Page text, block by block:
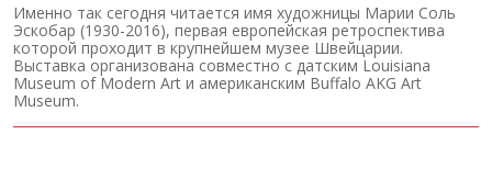
Именно так сегодня читается имя художницы Марии Соль
Эскобар (1930-2016), первая европейская ретроспектива
которой проходит в крупнейшем музее Швейцарии.
Выставка организована совместно с датским Louisiana
Museum of Modern Art и американским Buffalo AKG Art
Museum.